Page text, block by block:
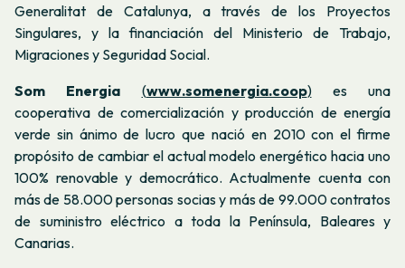
Generalitat de Catalunya, a través de los Proyectos
Singulares, y la financiación del Ministerio de Trabajo,
Migraciones y Seguridad Social.
Som Energia
(www.somenergia.coop)es una
cooperativa de comercialización y producción de energía
verde sin ánimo de lucro que nació en 2010 con el firme
propósito de cambiar el actual modelo energético hacia uno
100% renovable y democrático. Actualmente cuenta con
más de 58.000 personas socias y más de 99.000 contratos
de suministro eléctrico a toda la Península, Baleares y
Canarias.